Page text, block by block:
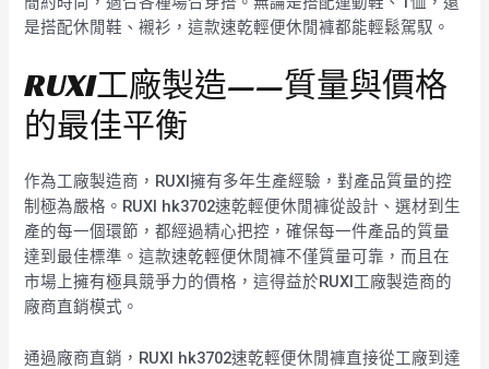
是搭配休閒鞋、襯衫，這款速乾輕便休閒褲都能輕鬆駕馭。
RUXI工廠製造——質量與價格
的最佳平衡
作為工廠製造商，RUXI擁有多年生產經驗，對產品質量的控
制極為嚴格。RUXI hk3702速乾輕便休閒褲從設計、選材到生
產的每一個環節，都經過精心把控，確保每一件產品的質量
達到最佳標準。這款速乾輕便休閒褲不僅質量可靠，而且在
市場上擁有極具競爭力的價格，這得益於RUXI工廠製造商的
廠商直銷模式。
通過廠商直銷，RUXI hk3702速乾輕便休閒褲直接從工廠到達